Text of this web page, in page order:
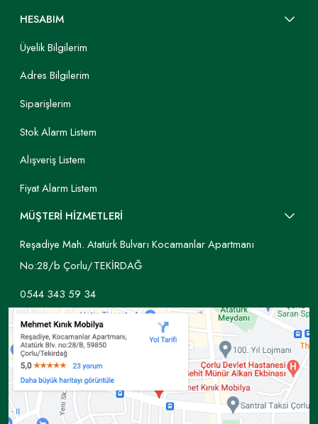
HESABIM
Üyelik Bilgilerim
Adres Bilgilerim
Siparişlerim
Stok Alarm Listem
Alışveriş Listem
Fiyat Alarm Listem
MÜŞTERİ HİZMETLERİ
Reşadiye Mah. Atatürk Bulvarı Kocamanlar Apartmanı
No:28/b Çorlu/TEKİRDAĞ
0544 343 59 34